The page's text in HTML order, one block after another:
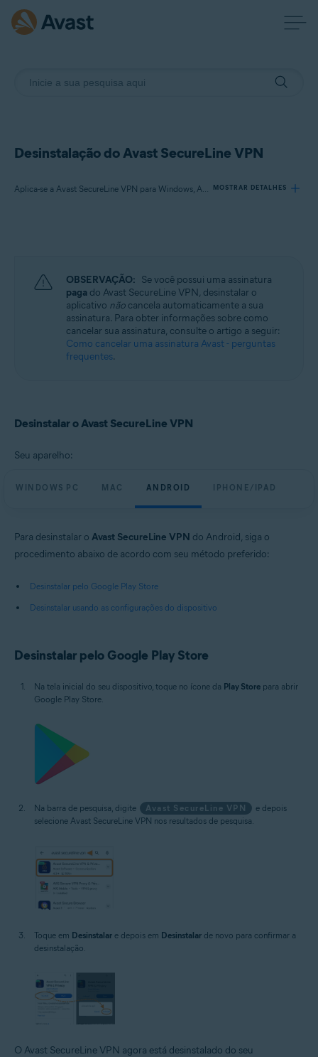
Desinstalação do Avast SecureLine VPN
Aplica-se a Avast SecureLine VPN para Windows, Avast SecureLine VPN para Mac, Avast SecureLine VPN para Android, Avast SecureLine VPN para iOS MOSTRAR DETALHES
Avast SecureLine VPN 4.x para Mac
Avast SecureLine VPN 6.x para Android
Avast SecureLine VPN 6.x para iOS
Sistemas operacionais:
Microsoft Windows 11 Home / Pro / Enterprise / Education
Microsoft Windows 10 Home / Pro / Enterprise / Education - 32 / 64-bit
Apple macOS 13.x (Ventura)
Apple macOS 10.15.x (Catalina)
Apple macOS 10.14.x (Mojave)
Google Android 6.0 (Marshmallow, API 23) ou posterior
OBSERVAÇÃO: Se você possui uma assinatura
paga do Avast SecureLine VPN, desinstalar o
aplicativo não cancela automaticamente a sua
assinatura. Para obter informações sobre como
cancelar sua assinatura, consulte o artigo a seguir:
Como cancelar uma assinatura Avast - perguntas
frequentes.
Desinstalar o Avast SecureLine VPN
Seu aparelho:
WINDOWS PC MAC ANDROID IPHONE/IPAD
Para desinstalar o Avast SecureLine VPN do Android, siga o
procedimento abaixo de acordo com seu método preferido:
Desinstalar pelo Google Play Store
Desinstalar usando as configurações do dispositivo
Desinstalar pelo Google Play Store
Na tela inicial do seu dispositivo, toque no ícone da Play Store para abrir
Google Play Store.
Na barra de pesquisa, digite Avast SecureLine VPN
e depois
selecione Avast SecureLine VPN nos resultados de pesquisa.
Toque em Desinstalar e depois em Desinstalar de novo para confirmar a
desinstalação.
O Avast SecureLine VPN agora está desinstalado do seu